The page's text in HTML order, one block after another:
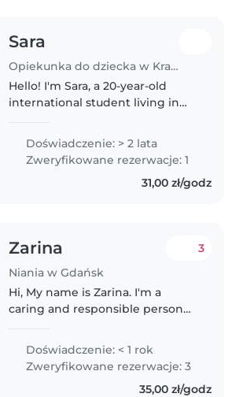
Sara
Opiekunka do dziecka w Kraków
Hello! I'm Sara, a 20-year-old
international student living in
patient, and caring person who
enjoys spending time with
children. I can help with
Doświadczenie: > 2 lata
Zweryfikowane rezerwacje: 1
31,00 zł/godz
Zarina
Niania w Gdańsk
3
Hi, My name is Zarina. I'm a
caring and responsible person
children. I have experience
looking after babies, toddlers,
and kids under 7 years old
Doświadczenie: < 1 rok
Zweryfikowane rezerwacje: 3
35,00 zł/godz